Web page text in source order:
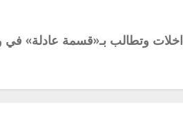
وتطالب بـ«قسمة عادلة»